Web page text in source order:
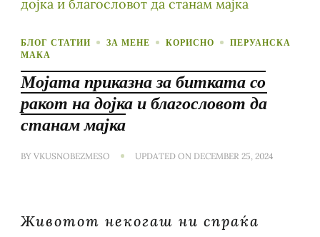
БЛОГ СТАТИИ ЗА МЕНЕ КОРИСНО
ПЕРУАНСКА
МАКА
Мојата приказна за битката со
ракот на дојка и благословот да
станам мајка
BY VKUSNOBEZMESO UPDATED ON DECEMBER 25, 2024
Животот некогаш ни спраќа